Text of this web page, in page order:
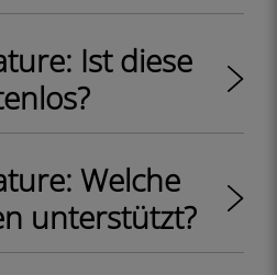
Ist diese
Welche
unterstützt?